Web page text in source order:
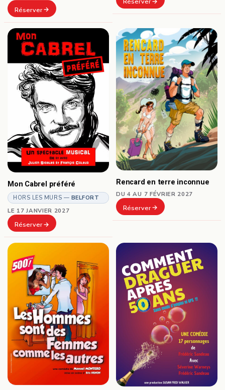
Réserver
Mon Cabrel préféré
HORS LES MURS — BELFORT
LE 17 JANVIER 2027
Réserver
Rencard en terre inconnue
DU 4 AU 7 FÉVRIER 2027
Réserver